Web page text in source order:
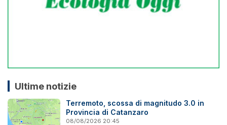
Ultime notizie
Terremoto, scossa di magnitudo 3.0 in
Provincia di Catanzaro
08/08/2026 20:45